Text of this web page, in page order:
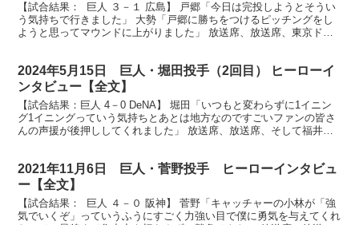
【試合結果： 巨人 ３－１ 広島】 戸郷「今日は完投しようとそうい
う気持ちで行きました」 大勢「戸郷に勝ちをつけるピッチングをし
ようと思ってマウンドに上がりました」 放送席、放送席、東京ドー
2024年5月15日 巨人・堀田投手（2回目） ヒーローイ
ンタビュー【全文】
【試合結果：巨人 4－0 DeNA】 堀田「いつもと変わらずに1イニン
グ1イニングっていう気持ちとあとは地方なのですごいファンの皆さ
んの声援が後押ししてくれました」 放送席、放送席、そして福井の
2021年11月6日 巨人・菅野投手 ヒーローインタビュ
ー【全文】
【試合結果： 巨人 ４－０ 阪神】 菅野「キャッチャーの小林が「強
気でいくぞ」っていうふうにすごく力強い目で僕に勇気を与えてくれ